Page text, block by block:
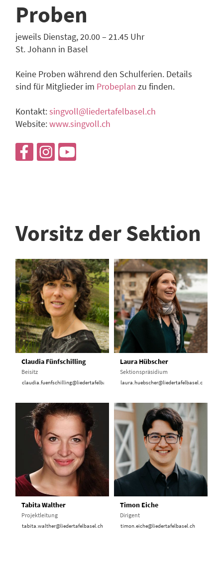
Proben
jeweils Dienstag, 20.00 – 21.45 Uhr
St. Johann in Basel
Keine Proben während den Schulferien. Details
sind für Mitglieder im Probeplan zu finden.
Kontakt:singvoll@liedertafelbasel.ch
Website:www.singvoll.ch
Vorsitz der Sektion
Claudia Fünfschilling
Beisitz
claudia.fuenfschilling@liedertafelbasel.ch
Laura Hübscher
Sektionspräsidium
laura.huebscher@liedertafelbasel.ch
Tabita Walther
Projektleitung
tabita.walther@liedertafelbasel.ch
Timon Eiche
Dirigent
timon.eiche@liedertafelbasel.ch